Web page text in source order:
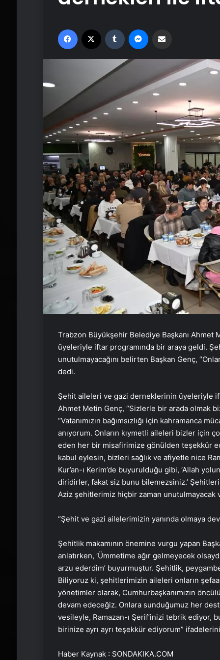
Facebook Tumblr
Trabzon Büyükşehir Belediye Başkanı
üyeleriyle iftar programında bir araya geldi.
unutulmayacağını belirten Başkan Genç,
dedi.
Şehit aileleri ve gazi derneklerinin üyeleriyle
Ahmet Metin Genç, “Sizlerle bir arada olmak
“Vatanımızın bağımsızlığı için kahramanca
anıyorum. Onların kıymetli aileleri bizler için
eden her bir misafirimize gönülden teşekkür
kabul eylesin, bizleri sağlık ve afiyetle nice
Kur’an-ı Kerim’de buyurulduğu gibi, ‘Allah
diridirler, fakat siz bunu bilemezsiniz.’
Aziz şehitlerimiz hiçbir zaman unutulmayacak
“Şehit ve gazi ailelerimizin yanında olmaya
Şehitlik makamının önemine vurgu yapan
anlatırken, ‘Ümmetime ağır gelmeyecek
arzu ederdim’ buyurmuştur. Şehitlik,
Biliyoruz ki, şehitlerimizin aileleri onların
yönetimler olarak, Cumhurbaşkanımızın
devam edeceğiz. Onlara sunduğumuz her
vesileyle, Ramazan-ı Şerif’inizi tebrik ediyor,
birinize ayrı ayrı teşekkür ediyorum”
Haber Kaynak : SONDAKIKA.COM